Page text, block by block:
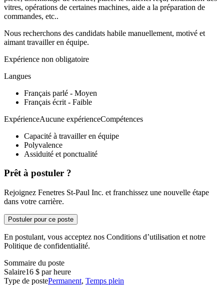
vitres, opérations de certaines machines, aide a la préparation de
commandes, etc..
Nous recherchons des candidats habile manuellement, motivé et
aimant travailler en équipe.
Expérience non obligatoire
Langues
Français parlé - Moyen
Français écrit - Faible
ExpérienceAucune expérienceCompétences
Capacité à travailler en équipe
Polyvalence
Assiduité et ponctualité
Prêt à postuler ?
Rejoignez Fenetres St-Paul Inc. et franchissez une nouvelle étape
dans votre carrière.
Postuler pour ce poste
En postulant, vous acceptez nos Conditions d’utilisation et notre
Politique de confidentialité.
Sommaire du poste
Salaire16 $ par heure
Type de postePermanent, Temps plein